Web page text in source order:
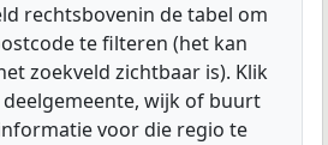
rechtsbovenin de tabel om
te filteren (het kan
zoekveld zichtbaar is). Klik
deelgemeente, wijk of buurt
voor die regio te